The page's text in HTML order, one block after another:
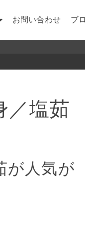
お問い合わせ ブ
／塩茹
が人気が